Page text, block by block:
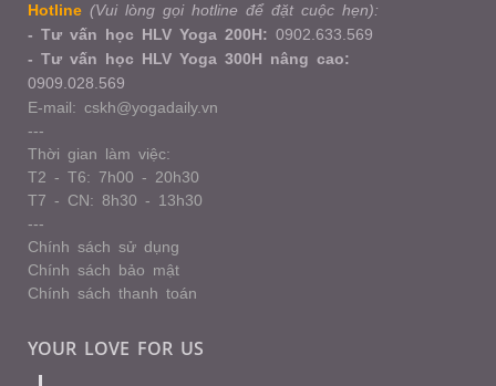
Hotline (Vui lòng gọi hotline để đặt cuộc hẹn):
- Tư vấn học HLV Yoga 200H: 0902.633.569
- Tư vấn học HLV Yoga 300H nâng cao:
0909.028.569
E-mail: cskh@yogadaily.vn
---
Thời gian làm việc:
T2 - T6: 7h00 - 20h30
T7 - CN: 8h30 - 13h30
---
Chính sách sử dụng
Chính sách bảo mật
Chính sách thanh toán
YOUR LOVE FOR US